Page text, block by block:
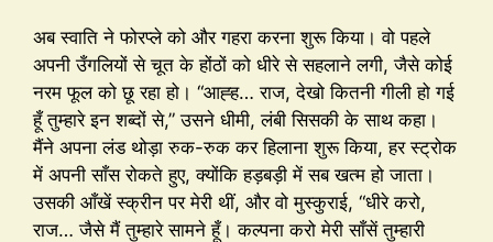
अब स्वाति ने फोरप्ले को और गहरा करना शुरू किया। वो पहले
अपनी उँगलियों से चूत के होंठों को धीरे से सहलाने लगी, जैसे कोई
नरम फूल को छू रहा हो। “आह्ह… राज, देखो कितनी गीली हो गई
हूँ तुम्हारे इन शब्दों से,” उसने धीमी, लंबी सिसकी के साथ कहा।
मैंने अपना लंड थोड़ा रुक-रुक कर हिलाना शुरू किया, हर स्ट्रोक
में अपनी साँस रोकते हुए, क्योंकि हड़बड़ी में सब खत्म हो जाता।
उसकी आँखें स्क्रीन पर मेरी थीं, और वो मुस्कुराई, “धीरे करो,
राज… जैसे मैं तुम्हारे सामने हूँ। कल्पना करो मेरी साँसें तुम्हारी